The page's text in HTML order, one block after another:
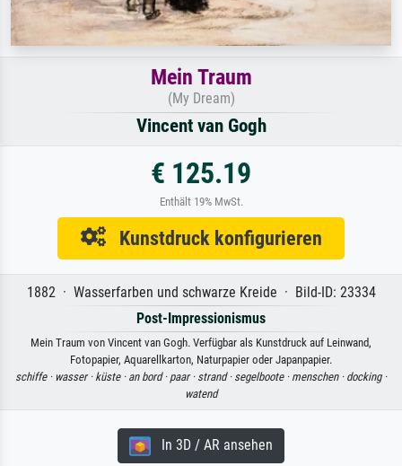
Mein Traum
(My Dream)
Vincent van Gogh
€ 125.19
Enthält 19% MwSt.
Kunstdruck konfigurieren
1882 · Wasserfarben und schwarze Kreide · Bild-ID: 23334
Post-Impressionismus
Mein Traum von Vincent van Gogh. Verfügbar als Kunstdruck auf Leinwand,
Fotopapier, Aquarellkarton, Naturpapier oder Japanpapier.
schiffe · wasser · küste · an bord · paar · strand · segelboote · menschen · docking ·
watend
In 3D / AR ansehen